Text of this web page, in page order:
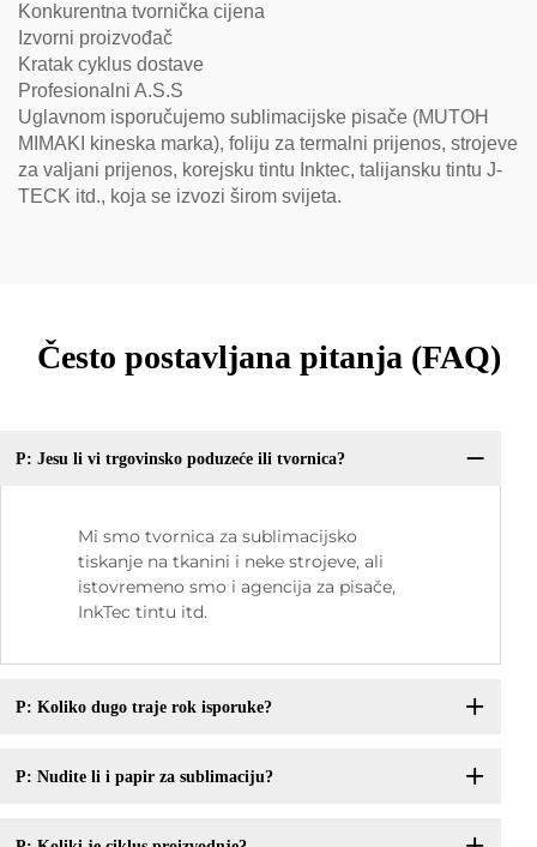
Konkurentna tvornička cijena
Izvorni proizvođač
Kratak cyklus dostave
Profesionalni A.S.S
Uglavnom isporučujemo sublimacijske pisače (MUTOH
MIMAKI kineska marka), foliju za termalni prijenos, strojeve
za valjani prijenos, korejsku tintu Inktec, talijansku tintu J-
TECK itd., koja se izvozi širom svijeta.
Često postavljana pitanja (FAQ)
P: Jesu li vi trgovinsko poduzeće ili tvornica?
Mi smo tvornica za sublimacijsko
tiskanje na tkanini i neke strojeve, ali
istovremeno smo i agencija za pisače,
InkTec tintu itd.
P: Koliko dugo traje rok isporuke?
P: Nudite li i papir za sublimaciju?